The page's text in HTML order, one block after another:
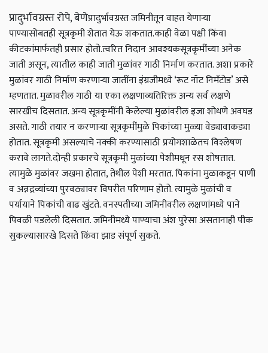
प्रादुर्भावग्रस्त रोपे, बेणेप्रादुर्भावग्रस्त जमिनीतून वाहत येणाऱ्या
पाण्यासोबतही सूत्रकृमी शेतात येऊ शकतात.काही वेळा पक्षी किंवा
कीटकांमार्फतही प्रसार होतो.त्वरित निदान आवश्यकसूत्रकृमींच्या अनेक
जाती असून, त्यातील काही जाती मुळांवर गाठी निर्माण करतात. अशा प्रकारे
मुळांवर गाठी निर्माण करणाऱ्या जातींना इंग्रजीमध्ये ‘रूट नॉट निमॅटोड’ असे
म्हणतात. मुळावरील गाठी या एका लक्षणाव्यतिरिक्त अन्य सर्व लक्षणे
सारखीच दिसतात. अन्य सूत्रकृमींनी केलेल्या मुळांवरील इजा शोधणे अवघड
असते. गाठी तयार न करणाऱ्या सूत्रकृमींमुळे पिकांच्या मुळ्या वेड्यावाकड्या
होतात. सूत्रकृमी असल्याचे नक्की करण्यासाठी प्रयोगशाळेतच विश्‍लेषण
करावे लागते.दोन्ही प्रकारचे सूत्रकृमी मुळांच्या पेशीमधून रस शोषतात.
त्यामुळे मुळांवर जखमा होतात, तेथील पेशी मरतात. पिकांना मुळाकडून पाणी
व अन्नद्रव्यांच्या पुरवठ्यावर विपरीत परिणाम होतो. त्यामुळे मुळांची व
पर्यायाने पिकांची वाढ खुंटते. वनस्पतीच्या जमिनीवरील लक्षणांमध्ये पाने
पिवळी पडलेली दिसतात. जमिनीमध्ये पाण्याचा अंश पुरेसा असतानाही पीक
सुकल्यासारखे दिसते किंवा झाड संपूर्ण सुकते.